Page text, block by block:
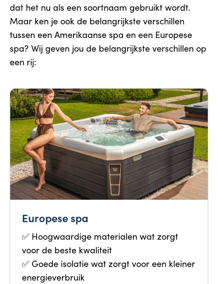
dat het nu als een soortnaam gebruikt wordt.
Maar ken je ook de belangrijkste verschillen
tussen een Amerikaanse spa en een Europese
spa? Wij geven jou de belangrijkste verschillen op
een rij:
Europese spa
✅ Hoogwaardige materialen wat zorgt
voor de beste kwaliteit
✅ Goede isolatie wat zorgt voor een kleiner
energieverbruik